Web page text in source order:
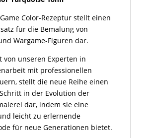
Color-Rezeptur stellt einen
für die Bemalung von
Wargame-Figuren dar.
von unseren Experten in
mit professionellen
stellt die neue Reihe einen
in der Evolution der
dar, indem sie eine
leicht zu erlernende
für neue Generationen bietet.